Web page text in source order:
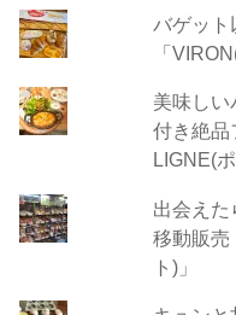
バゲット
「
美味しい
付き絶品
LIGNE(
出会えた
移動販売
ト)」